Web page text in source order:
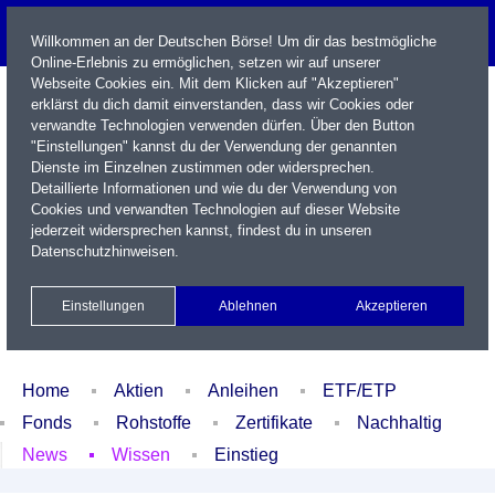
Name / WKN / ISIN / Kürzel
Xetra Realtime
Watchlist Portfolio Login
Home Aktien Anleihen
ETF/ETP
Fonds
Rohstoffe Zertifikate
Nachhaltig
News
Wissen Einstieg
Willkommen an der Deutschen Börse! Um dir das bestmögliche
Online-Erlebnis zu ermöglichen, setzen wir auf unserer
Webseite Cookies ein. Mit dem Klicken auf "Akzeptieren"
erklärst du dich damit einverstanden, dass wir Cookies oder
verwandte Technologien verwenden dürfen. Über den Button
"Einstellungen" kannst du der Verwendung der genannten
Dienste im Einzelnen zustimmen oder widersprechen.
Detaillierte Informationen und wie du der Verwendung von
Cookies und verwandten Technologien auf dieser Website
jederzeit widersprechen kannst, findest du in unseren
Datenschutzhinweisen.
Einstellungen Ablehnen Akzeptieren